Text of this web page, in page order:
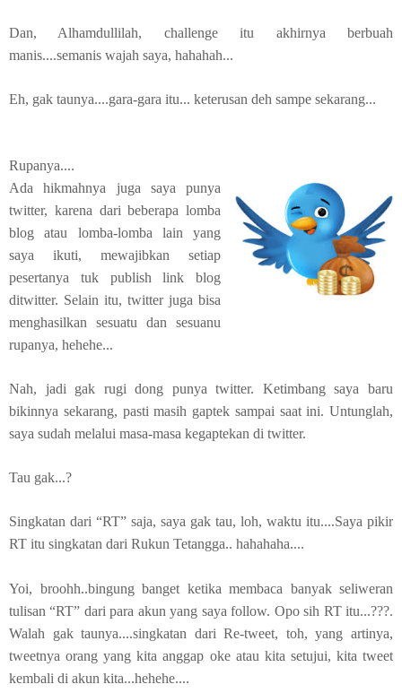
Dan, Alhamdullilah, challenge itu akhirnya berbuah
manis....semanis wajah saya, hahahah...
Eh, gak taunya....gara-gara itu... keterusan deh sampe sekarang...
Rupanya....
Ada hikmahnya juga saya punya
twitter, karena dari beberapa lomba
blog atau lomba-lomba lain yang
saya ikuti, mewajibkan setiap
pesertanya tuk publish link blog
ditwitter. Selain itu, twitter juga bisa
menghasilkan sesuatu dan sesuanu
rupanya, hehehe...
Nah, jadi gak rugi dong punya twitter. Ketimbang saya baru
bikinnya sekarang, pasti masih gaptek sampai saat ini. Untunglah,
saya sudah melalui masa-masa kegaptekan di twitter.
Tau gak...?
Singkatan dari “RT” saja, saya gak tau, loh, waktu itu....Saya pikir
RT itu singkatan dari Rukun Tetangga.. hahahaha....
Yoi, broohh..bingung banget ketika membaca banyak seliweran
tulisan “RT” dari para akun yang saya follow. Opo sih RT itu...???.
Walah gak taunya....singkatan dari Re-tweet, toh, yang artinya,
tweetnya orang yang kita anggap oke atau kita setujui, kita tweet
kembali di akun kita...hehehe....